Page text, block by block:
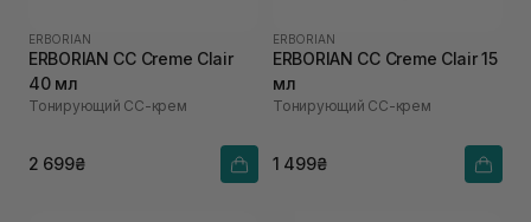
ERBORIAN
ERBORIAN CC Creme Clair
40 мл
Тонирующий СС-крем
2 699₴
ERBORIAN
ERBORIAN CC Creme Clair 15
мл
Тонирующий СС-крем
1 499₴